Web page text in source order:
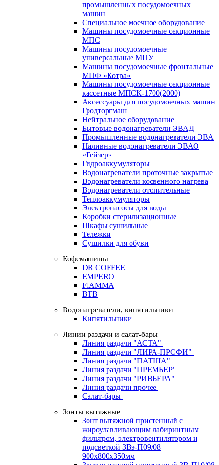
промышленных посудомоечных
машин
Специальное моечное оборудование
Машины посудомоечные секционные
МПС
Машины посудомоечные
универсальные МПУ
Машины посудомоечные фронтальные
МПФ «Котра»
Машины посудомоечные секционные
кассетные МПСК-1700(2000)
Аксессуары для посудомоечных машин
Гродторгмаш
Нейтральное оборудование
Бытовые водонагреватели ЭВАД
Промышленные водонагреватели ЭВА
Наливные водонагреватели ЭВАО
«Гейзер»
Гидроаккумуляторы
Водонагреватели проточные закрытые
Водонагреватели косвенного нагрева
Водонагреватели отопительные
Теплоаккумуляторы
Электронасосы для воды
Коробки стерилизационные
Шкафы сушильные
Тележки
Сушилки для обуви
Кофемашины
DR COFFEE
EMPERO
FIAMMA
BTB
Водонагреватели, кипятильники
Кипятильники
Линии раздачи и салат-бары
Линия раздачи "АСТА"
Линия раздачи "ЛИРА-ПРОФИ"
Линия раздачи "ПАТША"
Линия раздачи "ПРЕМЬЕР"
Линия раздачи "РИВЬЕРА"
Линия раздачи прочее
Салат-бары
Зонты вытяжные
Зонт вытяжной пристенный с
жироулавливающим лабиринтным
фильтром, электровентилятором и
подсветкой ЗВэ-П09/08
900х800х350мм